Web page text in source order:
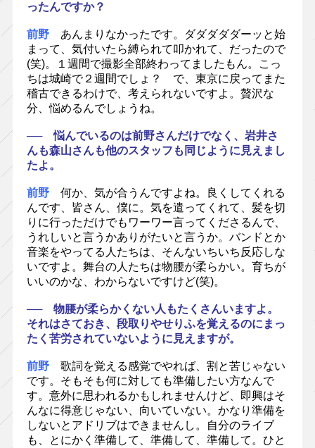
ったんですか？
前野あんまりなかったです。ダダダダダーッと始
まって、気付いたら縛られて叩かれて、だったので
(笑)。１週間で撮影全部終わってましたもん。こっ
ちは城崎で２週間でしょ？ で、東京に戻ってまた
稽古できるわけで、考えられないですよ。贅沢な
分、悩めるんでしょうね。
── 悩んでいるのは前野さんだけでなく、岩井さ
んも森山さんも他のスタッフも同じように見えまし
たよ。
前野何か、気が合うんですよね。良くしてくれる
んです、皆さん、僕に。気を遣ってくれて、髪を切
りに行っただけでもワーワー言ってくださるんで、
うれしいと言うかありがたいと言うか。バンドとか
音楽をやってる人たちは、そんないちいち反応しな
いですよ。舞台の人たちは物腰が柔らかい。育ちが
いいのかな、わからないですけど(笑)。
── 物腰が柔らかくない人もたくさんいますよ。
それはさておき、段取りやせりふを覚えるのにまっ
たく苦労されていないように見えますが。
前野歌詞を覚える感覚でやれば、割と苦じゃない
です。そもそも何に対しても準備したい方なんで
す。意外に思われるかもしれませんけど、即興はそ
んなに得意じゃない、向いていない。かなり準備を
しないとアドリブはできませんし。自分のライブ
も、とにかく準備して、準備して、準備して。ひと